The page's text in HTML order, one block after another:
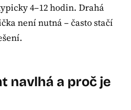
typicky 4–12 hodin. Drahá
není nutná – často stačí
navlhá a proč je